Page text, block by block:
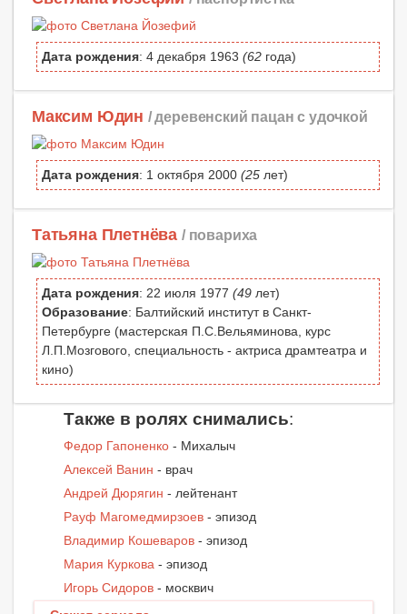
Дата рождения: 4 декабря 1963 (62 года)
Максим Юдин / деревенский пацан с удочкой
Дата рождения: 1 октября 2000 (25 лет)
Татьяна Плетнёва / повариха
Дата рождения: 22 июля 1977 (49 лет)
Образование: Балтийский институт в Санкт-
Петербурге (мастерская П.С.Вельяминова, курс
Л.П.Мозгового, специальность - актриса драмтеатра и
кино)
Также в ролях снимались:
Федор Гапоненко - Михалыч
Алексей Ванин - врач
Андрей Дюрягин - лейтенант
Рауф Магомедмирзоев - эпизод
Владимир Кошеваров - эпизод
Мария Куркова - эпизод
Игорь Сидоров - москвич